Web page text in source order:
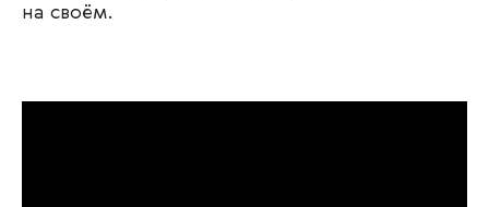
на своём.